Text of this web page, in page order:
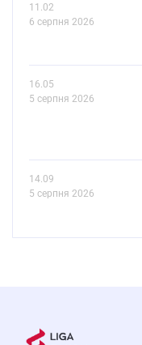
11.02
6 серпня 2026
16.05
5 серпня 2026
14.09
5 серпня 2026